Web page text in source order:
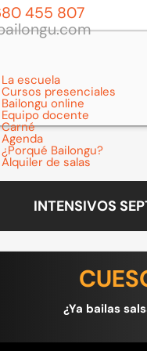
455 807
La escuela
Cursos presenciales
Bailongu online
Equipo docente
Carné
Agenda
¿Porqué Bailongu?
Alquiler de salas
INTENSIVOS
¿Ya bailas